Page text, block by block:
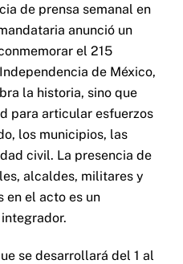
de prensa semanal en
anunció un
el 215
de México,
la historia, sino que
para articular esfuerzos
los municipios, las
civil. La presencia de
alcaldes, militares y
en el acto es un
se desarrollará del 1 al